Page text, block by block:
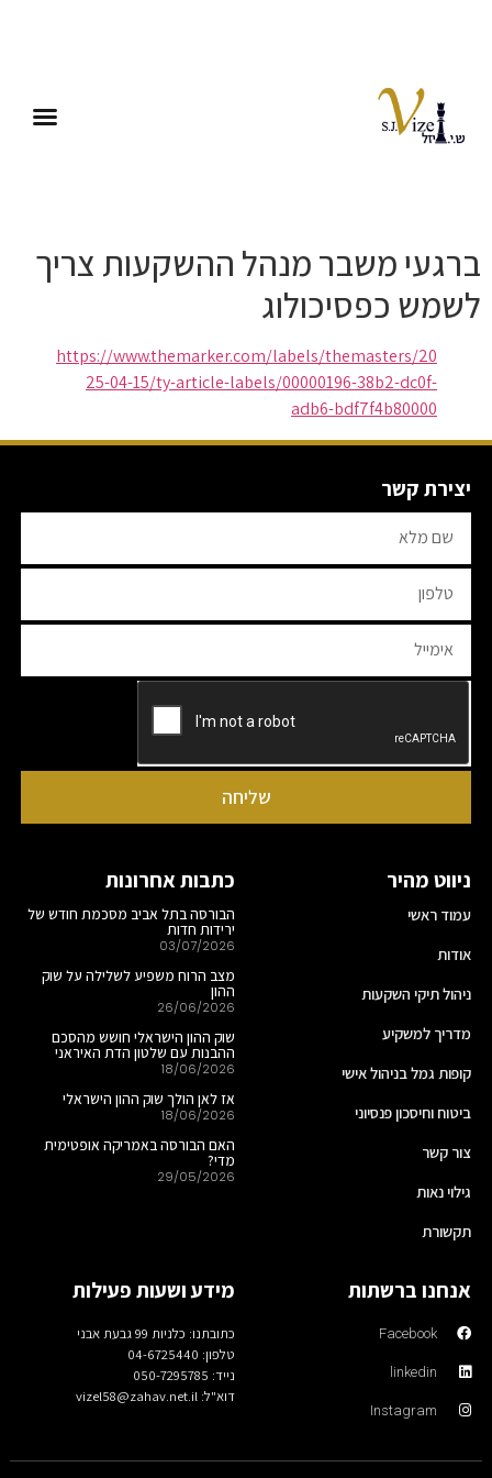
ברגעי משבר מנהל ההשקעות צריך
לשמש כפסיכולוג
https://www.themarker.com/labels/themasters/20
25-04-15/ty-article-labels/00000196-38b2-dc0f-
adb6-bdf7f4b80000
יצירת קשר
שליחה
ניווט מהיר
עמוד ראשי
אודות
ניהול תיקי השקעות
מדריך למשקיע
קופות גמל בניהול אישי
ביטוח וחיסכון פנסיוני
צור קשר
גילוי נאות
תקשורת
כתבות אחרונות
הבורסה בתל אביב מסכמת חודש של
ירידות חדות
03/07/2026
מצב הרוח משפיע לשלילה על שוק
ההון
26/06/2026
שוק ההון הישראלי חושש מהסכם
ההבנות עם שלטון הדת האיראני
18/06/2026
אז לאן הולך שוק ההון הישראלי
18/06/2026
האם הבורסה באמריקה אופטימית
מדי?
29/05/2026
אנחנו ברשתות
Facebook
linkedin
Instagram
מידע ושעות פעילות
כתובתנו: כלניות 99 גבעת אבני
טלפון: 04-6725440
נייד: 050-7295785
דוא"ל: vizel58@zahav.net.il